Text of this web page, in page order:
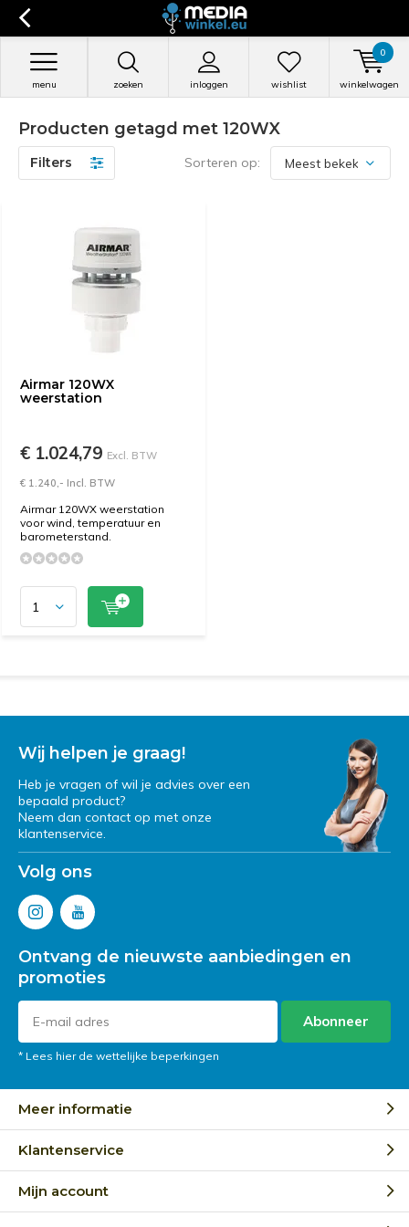
zoeken inloggen
menu wishlist winkelwagen
0
Producten getagd met 120WX
Filters Sorteren op:
Airmar 120WX
weerstation
€ 1.024,79 Excl. BTW
€ 1.240,- Incl. BTW
Airmar 120WX weerstation
voor wind, temperatuur en
barometerstand.
Wij helpen je graag!
Heb je vragen of wil je advies over een
bepaald product?
Neem dan contact op met onze
klantenservice.
Volg ons
Ontvang de nieuwste aanbiedingen en
promoties
Abonneer
* Lees hier de wettelijke beperkingen
Meer informatie
Klantenservice
Mijn account